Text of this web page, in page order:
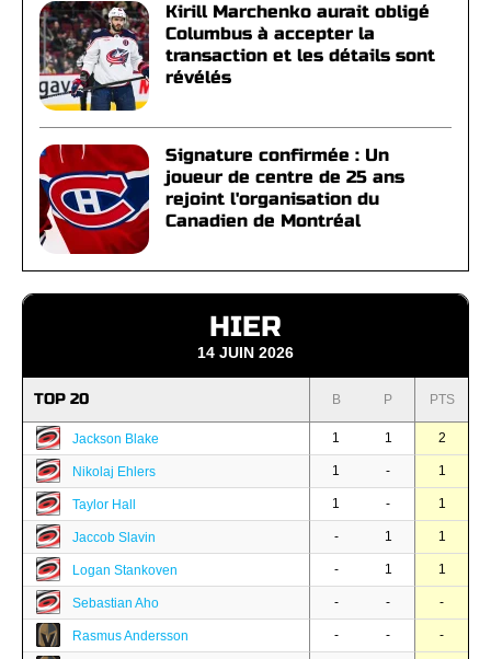
Kirill Marchenko aurait obligé
Columbus à accepter la
transaction et les détails sont
révélés
Signature confirmée : Un
joueur de centre de 25 ans
rejoint l'organisation du
Canadien de Montréal
HIER
14 JUIN 2026
TOP 20 B P PTS
Jackson Blake 1 1 2
Nikolaj Ehlers 1 - 1
Taylor Hall 1 - 1
Jaccob Slavin - 1 1
Logan Stankoven - 1 1
Sebastian Aho - - -
Rasmus Andersson - - -